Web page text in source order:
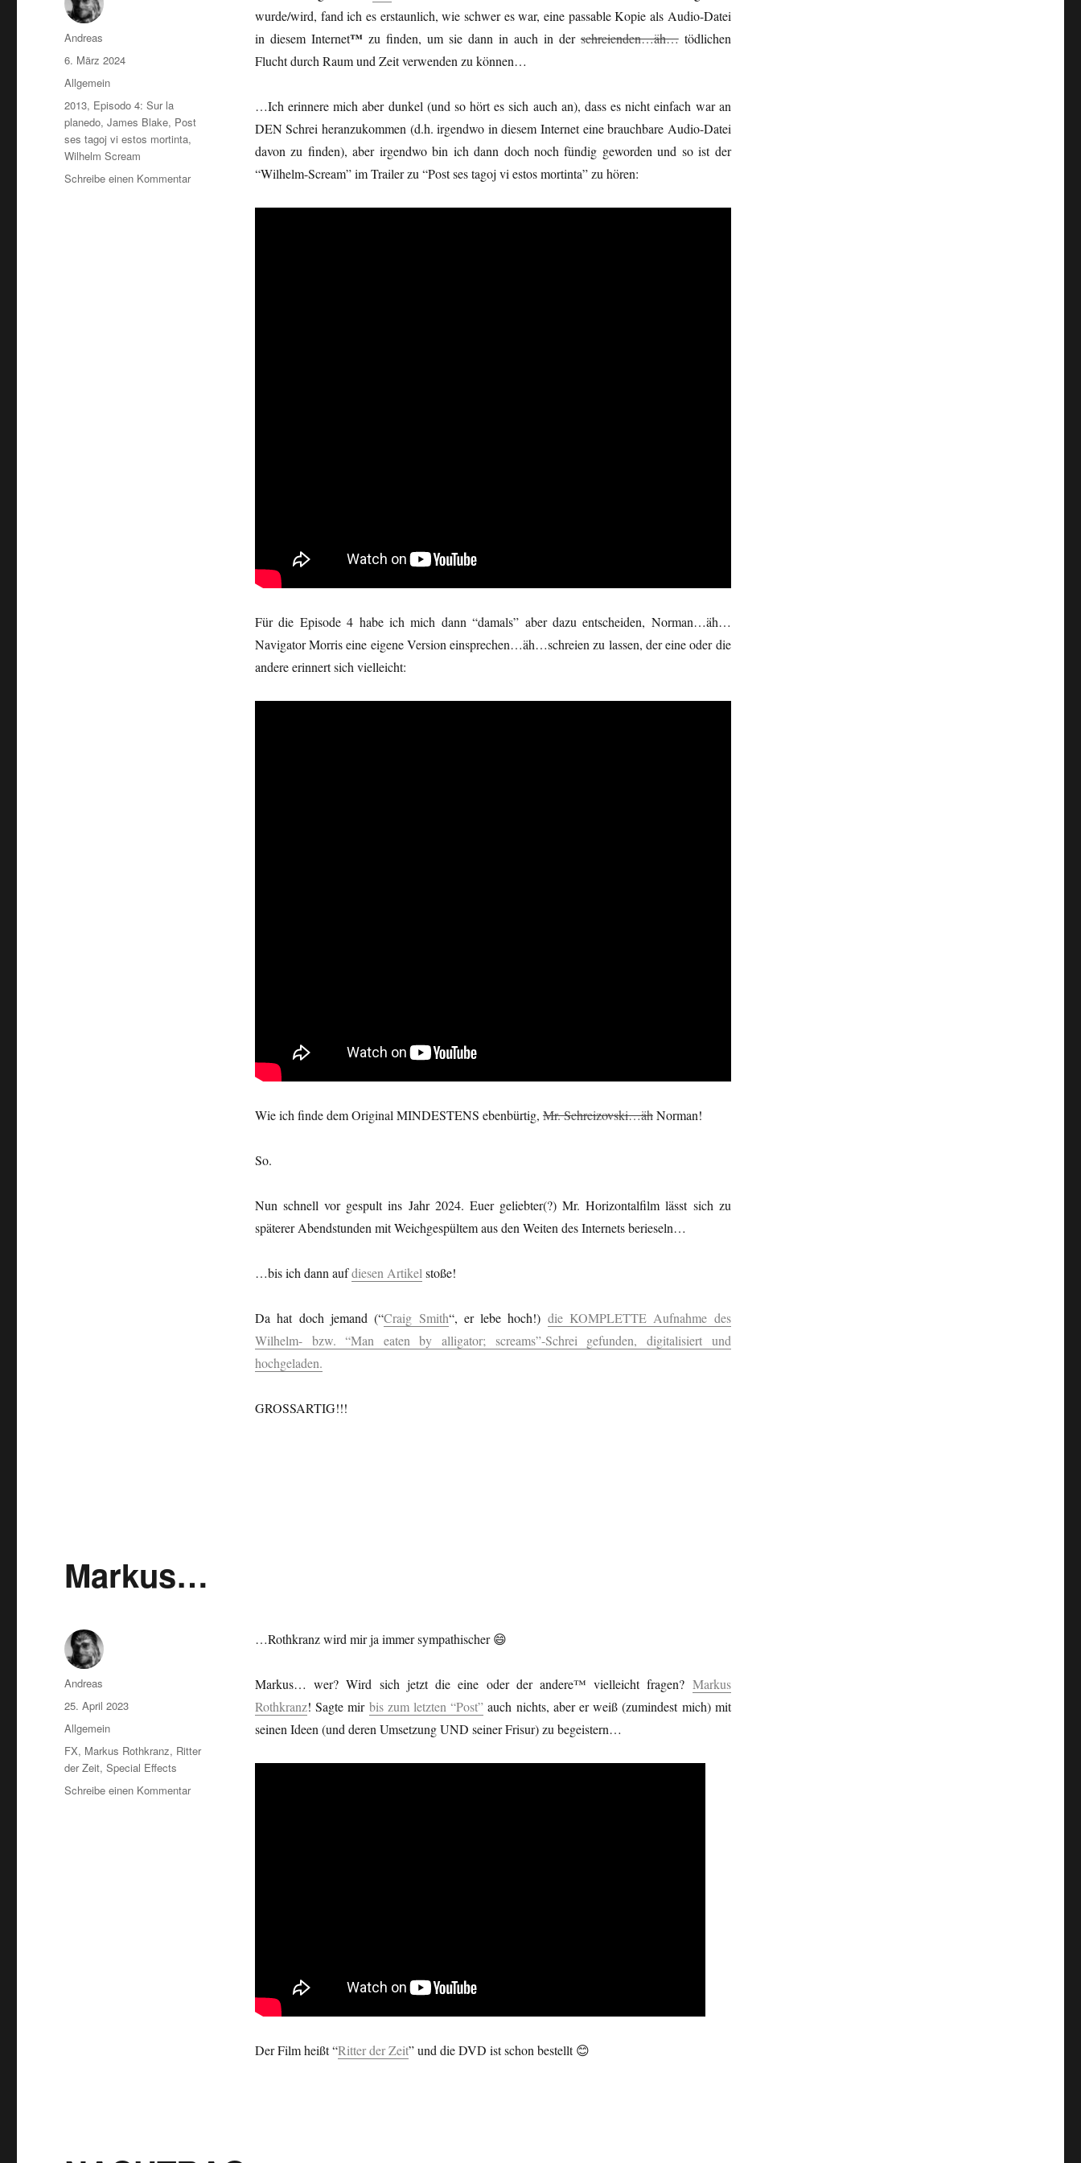
wurde/wird, fand ich es erstaunlich, wie schwer es war, eine passable Kopie als Audio-Datei
in diesem Internet™zu finden, um sie dann in auch in derschreienden…äh…tödlichen
Flucht durch Raum und Zeit verwenden zu können…
…Ich erinnere mich aber dunkel (und so hört es sich auch an), dass es nicht einfach war an
DEN Schrei heranzukommen (d.h. irgendwo in diesem Internet eine brauchbare Audio-Datei
davon zu finden), aber irgendwo bin ich dann doch noch fündig geworden und so ist der
“Wilhelm-Scream” im Trailer zu “Post ses tagoj vi estos mortinta” zu hören:
Für die Episode 4 habe ich mich dann “damals” aber dazu entscheiden, Norman…äh…
Navigator Morris eine eigene Version einsprechen…äh…schreien zu lassen, der eine oder die
andere erinnert sich vielleicht:
Wie ich finde dem Original MINDESTENS ebenbürtig, Mr. Schreizovski…ähNorman!
So.
Nun schnell vor gespult ins Jahr 2024. Euer geliebter(?) Mr. Horizontalfilm lässt sich zu
späterer Abendstunden mit Weichgespültem aus den Weiten des Internets berieseln…
…bis ich dann aufdiesen Artikelstoße!
Da hat doch jemand (“Craig Smith“, er lebe hoch!) die KOMPLETTE Aufnahme des
Wilhelm- bzw. “Man eaten by alligator; screams”-Schrei gefunden, digitalisiert und
hochgeladen.
GROSSARTIG!!!
Autor
Andreas
Veröffentlicht
am
6. März 2024
Kategorien
Allgemein
Schlagwörter
2013, Episodo 4: Sur la
planedo,James Blake, Post
ses tagoj vi estos mortinta,
Wilhelm Scream
Schreibe einen Kommentarzu
Wilhelmschrei…
Markus…
…Rothkranz wird mir ja immer sympathischer 😄
Markus… wer? Wird sich jetzt die eine oder der andere™ vielleicht fragen? Markus
Rothkranz! Sagte mir bis zum letzten “Post” auch nichts, aber er weiß (zumindest mich) mit
seinen Ideen (und deren Umsetzung UND seiner Frisur) zu begeistern…
Der Film heißt “Ritter der Zeit” und die DVD ist schon bestellt 😊
Autor
Andreas
Veröffentlicht
am
25. April 2023
Kategorien
Allgemein
Schlagwörter
FX, Markus Rothkranz, Ritter
der Zeit,Special Effects
Schreibe einen Kommentarzu